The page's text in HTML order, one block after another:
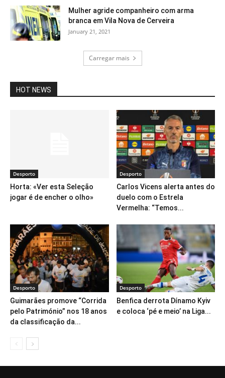
Mulher agride companheiro com arma
branca em Vila Nova de Cerveira
January 21, 2021
Carregar mais
HOT NEWS
Desporto
Horta: «Ver esta Seleção
jogar é de encher o olho»
Desporto
Carlos Vicens alerta antes do
duelo com o Estrela
Vermelha: “Temos...
Desporto
Guimarães promove “Corrida
pelo Património” nos 18 anos
da classificação da...
Desporto
Benfica derrota Dínamo Kyiv
e coloca ‘pé e meio’ na Liga...